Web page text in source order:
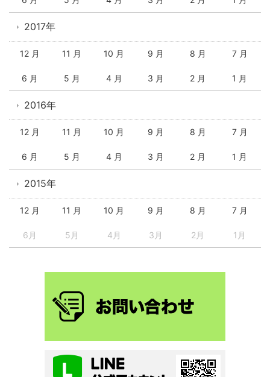
2017年
12 月 11 月 10 月 9 月 8 月 7 月
6 月 5 月 4 月 3 月 2 月 1 月
2016年
12 月 11 月 10 月 9 月 8 月 7 月
6 月 5 月 4 月 3 月 2 月 1 月
2015年
12 月 11 月 10 月 9 月 8 月 7 月
6月 5月 4月 3月 2月 1月